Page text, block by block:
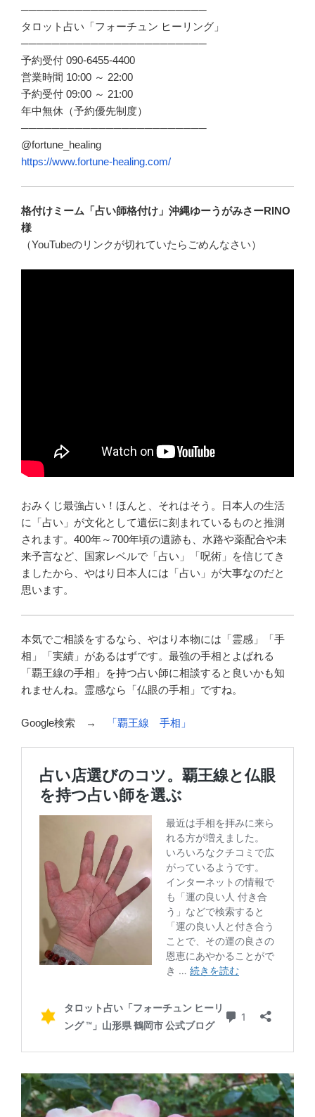
────────────────────────
タロット占い「フォーチュン ヒーリング」
────────────────────────
予約受付 090-6455-4400
営業時間 10:00 ～ 22:00
予約受付 09:00 ～ 21:00
年中無休（予約優先制度）
────────────────────────
@fortune_healing
https://www.fortune-healing.com/
格付けミーム「占い師格付け」沖縄ゆーうがみさーRINO
様
（YouTubeのリンクが切れていたらごめんなさい）
おみくじ最強占い！ほんと、それはそう。日本人の生活
に「占い」が文化として遺伝に刻まれているものと推測
されます。400年～700年頃の遺跡も、水路や薬配合や未
来予言など、国家レベルで「占い」「呪術」を信じてき
ましたから、やはり日本人には「占い」が大事なのだと
思います。
本気でご相談をするなら、やはり本物には「霊感」「手
相」「実績」があるはずです。最強の手相とよばれる
「覇王線の手相」を持つ占い師に相談すると良いかも知
れませんね。霊感なら「仏眼の手相」ですね。
Google検索 → 「覇王線 手相」